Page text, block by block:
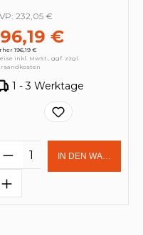
den
€
196,19 €
232,05 €
inkl. MwSt., ggf. zzgl.
1 - 3 Werktage
Produkt Anzahl:
IN DEN